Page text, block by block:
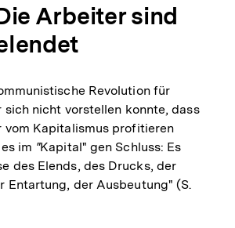
Arbeiter sind
Revolution für
sich nicht vorstellen konnte, dass
vom Kapitalismus profitieren
im "Kapital" gen Schluss: Es
des Elends, des Drucks, der
Entartung, der Ausbeutung" (S.